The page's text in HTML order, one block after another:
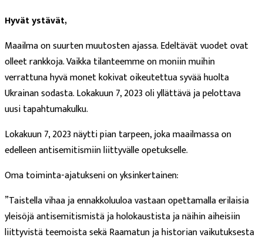
Hyvät ystävät,
Maailma on suurten muutosten ajassa. Edeltävät vuodet ovat
olleet rankkoja. Vaikka tilanteemme on moniin muihin
verrattuna hyvä monet kokivat oikeutettua syvää huolta
Ukrainan sodasta. Lokakuun 7, 2023 oli yllättävä ja pelottava
uusi tapahtumakulku.
Lokakuun 7, 2023 näytti pian tarpeen, joka maailmassa on
edelleen antisemitismiin liittyvälle opetukselle.
Oma toiminta-ajatukseni on yksinkertainen:
”Taistella vihaa ja ennakkoluuloa vastaan opettamalla erilaisia
yleisöjä antisemitismistä ja holokaustista ja näihin aiheisiin
liittyvistä teemoista sekä Raamatun ja historian vaikutuksesta